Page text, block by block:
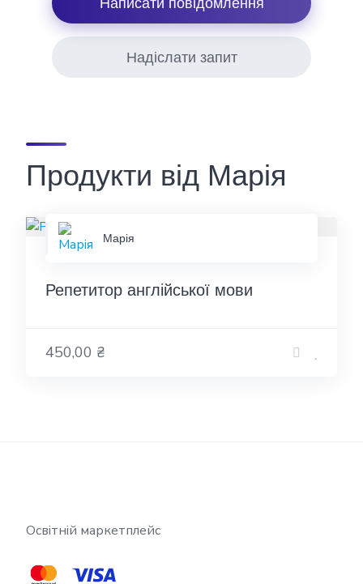
Надіслати запит
Продукти від Марія
Марія
Репетитор англійської мови
450,00 ₴
Освітній маркетплейс